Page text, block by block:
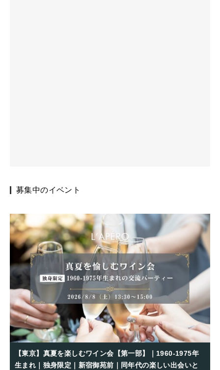
募集中のイベント
【東京】真夏を楽しむワイン会【第一部】｜1960-1975年
生まれ｜独身限定｜新宿御苑前｜同年代の楽しい出会いと